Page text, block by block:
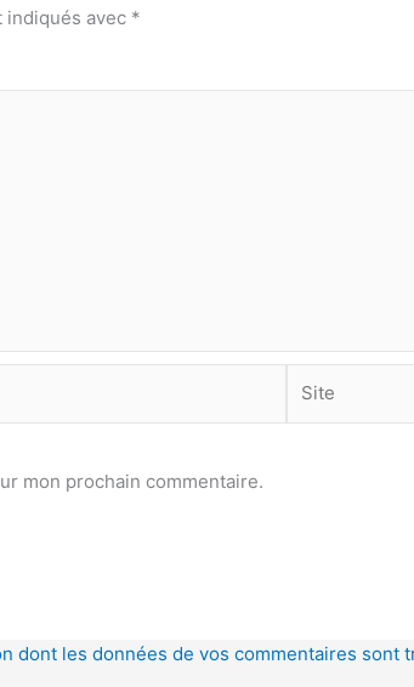
indiqués avec *
mon prochain commentaire.
dont les données de vos commentaires sont